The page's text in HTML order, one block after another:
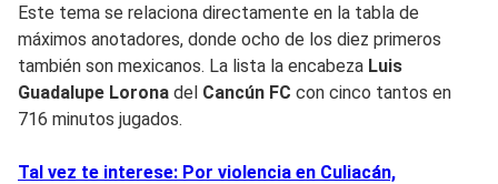
Este tema se relaciona directamente en la tabla de
máximos anotadores, donde ocho de los diez primeros
también son mexicanos. La lista la encabeza Luis
Guadalupe Lorona del Cancún FC con cinco tantos en
716 minutos jugados.
Tal vez te interese: Por violencia en Culiacán,